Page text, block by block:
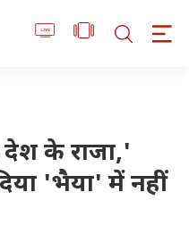
देश के राजा,'
'भैया' में नहीं